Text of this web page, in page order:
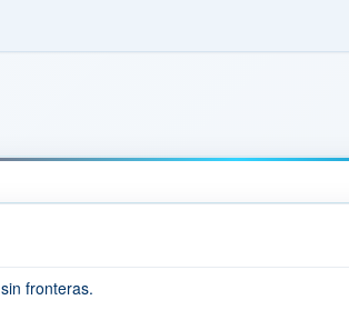
fronteras.